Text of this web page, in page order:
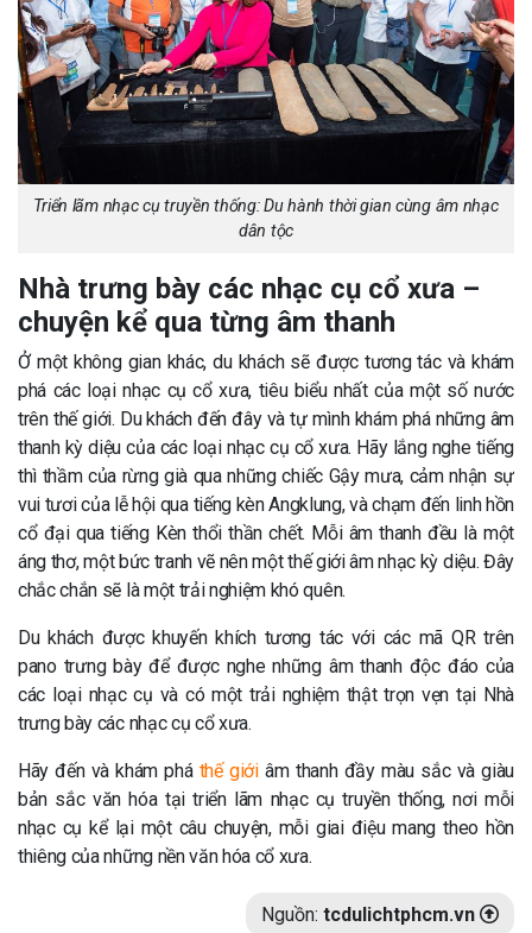
Triển lãm nhạc cụ truyền thống: Du hành thời gian cùng âm nhạc
dân tộc
Nhà trưng bày các nhạc cụ cổ xưa –
chuyện kể qua từng âm thanh
Ở một không gian khác, du khách sẽ được tương tác và khám
phá các loại nhạc cụ cổ xưa, tiêu biểu nhất của một số nước
trên thế giới. Du khách đến đây và tự mình khám phá những âm
thanh kỳ diệu của các loại nhạc cụ cổ xưa. Hãy lắng nghe tiếng
thì thầm của rừng già qua những chiếc Gậy mưa, cảm nhận sự
vui tươi của lễ hội qua tiếng kèn Angklung, và chạm đến linh hồn
cổ đại qua tiếng Kèn thổi thần chết. Mỗi âm thanh đều là một
áng thơ, một bức tranh vẽ nên một thế giới âm nhạc kỳ diệu. Đây
chắc chắn sẽ là một trải nghiệm khó quên.
Du khách được khuyến khích tương tác với các mã QR trên
pano trưng bày để được nghe những âm thanh độc đáo của
các loại nhạc cụ và có một trải nghiệm thật trọn vẹn tại Nhà
trưng bày các nhạc cụ cổ xưa.
Hãy đến và khám pháthế giớiâm thanh đầy màu sắc và giàu
bản sắc văn hóa tại triển lãm nhạc cụ truyền thống, nơi mỗi
nhạc cụ kể lại một câu chuyện, mỗi giai điệu mang theo hồn
thiêng của những nền văn hóa cổ xưa.
Nguồn: tcdulichtphcm.vn